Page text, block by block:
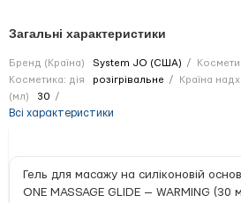
Загальні характеристики
Бренд (Країна) System JO (США)
Косметика: дія
розігрівальне Країна
(мл)
30
Всі характеристики
Гель для масажу на силіконовій
ONE MASSAGE GLIDE — WARMING (30